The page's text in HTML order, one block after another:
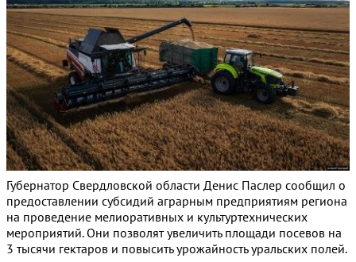
Губернатор Свердловской области Денис Паслер сообщил о
предоставлении субсидий аграрным предприятиям региона
на проведение мелиоративных и культуртехнических
мероприятий. Они позволят увеличить площади посевов на
3 тысячи гектаров и повысить урожайность уральских полей.